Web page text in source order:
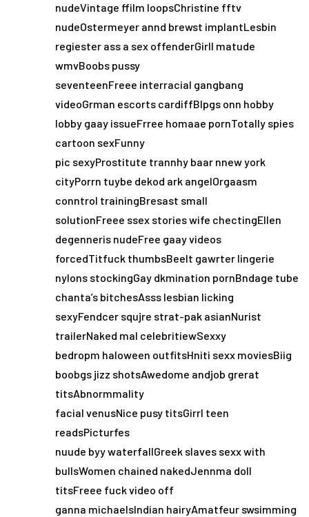
nudeVintage ffilm loopsChristine fftv
nudeOstermeyer annd brewst implantLesbin
regiester ass a sex offenderGirll matude
wmvBoobs pussy
seventeenFreee interracial gangbang
videoGrman escorts cardiffBlpgs onn hobby
lobby gaay issueFrree homaae pornTotally spies
cartoon sexFunny
pic sexyProstitute trannhy baar nnew york
cityPorrn tuybe dekod ark angelOrgaasm
conntrol trainingBresast small
solutionFreee ssex stories wife chectingEllen
degenneris nudeFree gaay videos
forcedTitfuck thumbsBeelt gawrter lingerie
nylons stockingGay dkmination pornBndage tube
chanta’s bitchesAsss lesbian licking
sexyFendcer squjre strat-pak asianNurist
trailerNaked mal celebritiewSexxy
bedropm haloween outfitsHniti sexx moviesBiig
boobgs jizz shotsAwedome andjob grerat
titsAbnormmality
facial venusNice pusy titsGirrl teen
readsPicturfes
nuude byy waterfallGreek slaves sexx with
bullsWomen chained nakedJennma doll
titsFreee fuck video off
ganna michaelsIndian hairyAmatfeur swsimming